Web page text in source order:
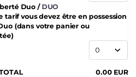
Duo
DUO
tarif vous devez être en possession
(dans votre panier ou
0.00 EUR